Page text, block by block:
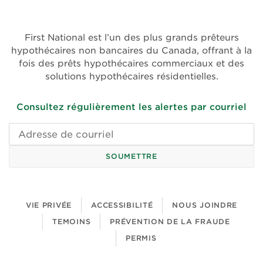
nouvelle
fenêtre)
nouvelle
fenêtre)
First National est l’un des plus grands prêteurs
hypothécaires non bancaires du Canada, offrant à la
fois des prêts hypothécaires commerciaux et des
solutions hypothécaires résidentielles.
Consultez régulièrement les alertes par courriel
Adresse
de
SOUMETTRE
VIE PRIVÉE ACCESSIBILITÉ
NOUS JOINDRE
TEMOINS
PRÉVENTION DE LA FRAUDE
PERMIS